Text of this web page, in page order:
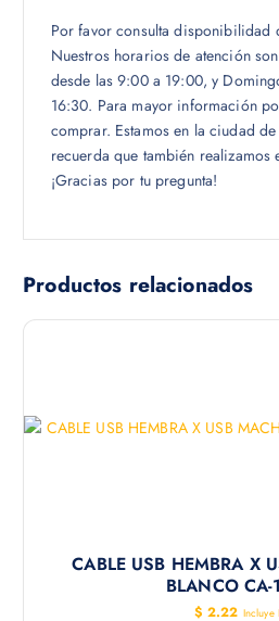
Por favor consulta disponibilidad
Nuestros horarios de atención
desde las 9:00 a 19:00, y
16:30. Para mayor información
comprar. Estamos en la ciudad
recuerda que también realizamos
¡Gracias por tu pregunta!
Productos relacionados
CABLE USB HEMBRA X
BLANCO
$ 2.22 Incluye